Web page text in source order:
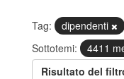
Tag: dipendenti
Sottotemi:
4411
Risultato del